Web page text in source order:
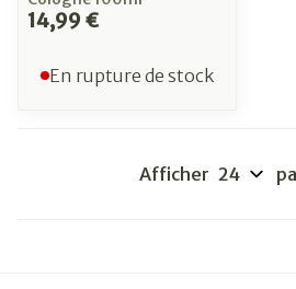
14,99 €
En rupture de stock
Afficher